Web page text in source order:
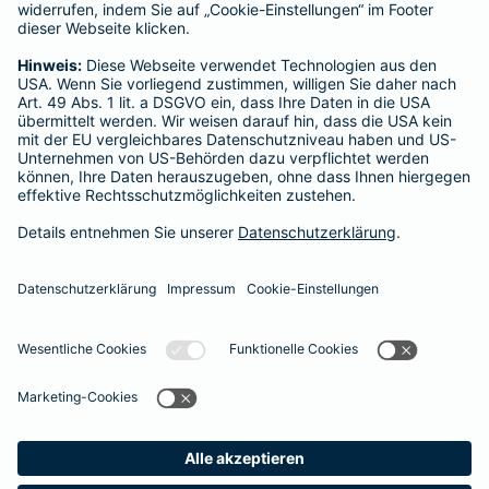
Mehmet Cinar
Utta-Eberstein-Str. 31
Tel.:07457 9481774
Mobil:0174 9210963
geschlossen- Öffnet um 10:00 Montag
Vermittler nach Namen, Stadt oder PLZ suchen
Startseite Rottenburg am Neckar
Datenschutz Impressum/Rechtshinweise
Barrierefreiheit
Datenschutz-Einstellungen
Einfach. Menschlich.